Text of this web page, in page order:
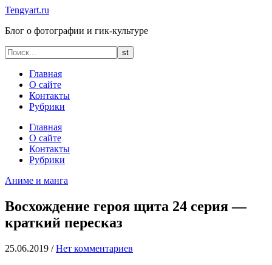
Tengyart.ru
Блог о фотографии и гик-культуре
Главная
О сайте
Контакты
Рубрики
Главная
О сайте
Контакты
Рубрики
Аниме и манга
Восхождение героя щита 24 серия —
краткий пересказ
25.06.2019 / Нет комментариев